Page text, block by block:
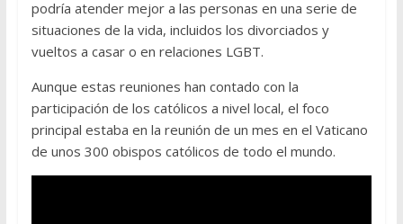
podría atender mejor a las personas en una serie de
situaciones de la vida, incluidos los divorciados y
vueltos a casar o en relaciones LGBT.
Aunque estas reuniones han contado con la
participación de los católicos a nivel local, el foco
principal estaba en la reunión de un mes en el Vaticano
de unos 300 obispos católicos de todo el mundo.